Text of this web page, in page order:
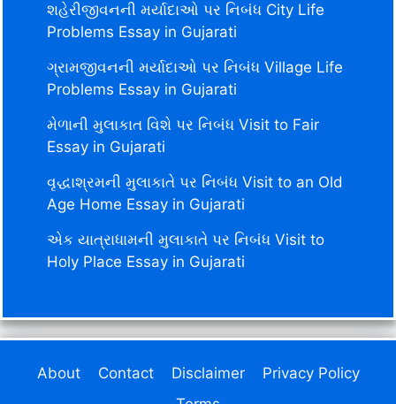
શહેરીજીવનની મર્યાદાઓ પર નિબંધ City Life
Problems Essay in Gujarati
ગ્રામજીવનની મર્યાદાઓ પર નિબંધ Village Life
Problems Essay in Gujarati
મેળાની મુલાકાત વિશે પર નિબંધ Visit to Fair
Essay in Gujarati
વૃદ્ધાશ્રમની મુલાકાતે પર નિબંધ Visit to an Old
Age Home Essay in Gujarati
એક યાત્રાધામની મુલાકાતે પર નિબંધ Visit to
Holy Place Essay in Gujarati
About Contact Disclaimer
Privacy Policy